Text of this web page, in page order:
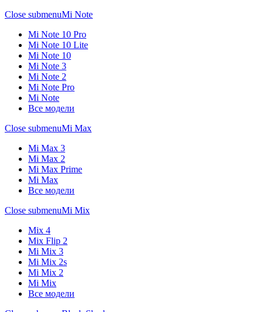
Close submenuMi Note
Mi Note 10 Pro
Mi Note 10 Lite
Mi Note 10
Mi Note 3
Mi Note 2
Mi Note Pro
Mi Note
Все модели
Close submenuMi Max
Mi Max 3
Mi Max 2
Mi Max Prime
Mi Max
Все модели
Close submenuMi Mix
Mix 4
Mix Flip 2
Mi Mix 3
Mi Mix 2s
Mi Mix 2
Mi Mix
Все модели